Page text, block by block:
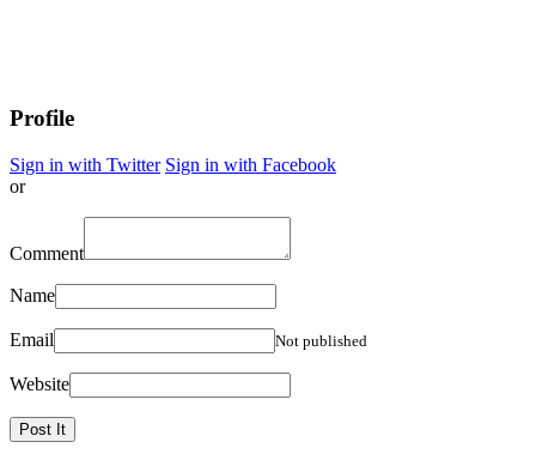
Profile
Sign in with Twitter Sign in with Facebook
or
Comment
Name
Email Not published
Website